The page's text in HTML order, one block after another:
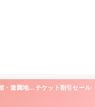
・遊園地…チケット割引セール